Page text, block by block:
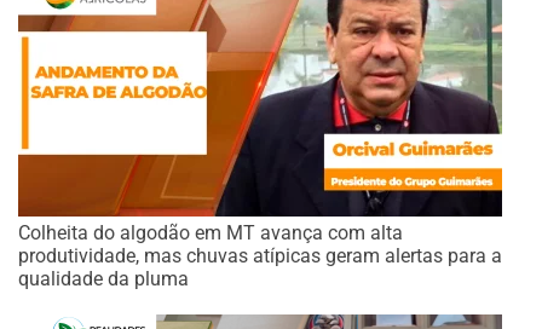
Colheita do algodão em MT avança com alta
produtividade, mas chuvas atípicas geram alertas para a
qualidade da pluma